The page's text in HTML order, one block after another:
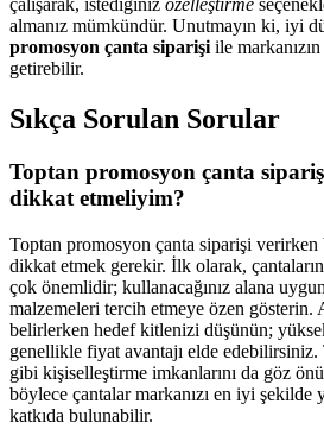
çalışarak, istediğiniz özelleştirme
almanız mümkündür. Unutmayın ki, iyi
promosyon çanta siparişiile markanızın
getirebilir.
Sıkça Sorulan Sorular
Toptan promosyon çanta
dikkat etmeliyim?
Toptan promosyon çanta siparişi
dikkat etmek gerekir. İlk olarak,
çok önemlidir; kullanacağınız alana
malzemeleri tercih etmeye özen gösterin.
belirlerken hedef kitlenizi düşünün;
genellikle fiyat avantajı elde edebilirsiniz.
gibi kişiselleştirme imkanlarını da göz
böylece çantalar markanızı en iyi şekilde
katkıda bulunabilir.